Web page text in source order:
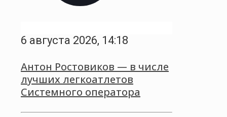
6 августа 2026, 14:18
Антон Ростовиков — в числе
лучших легкоатлетов
Системного оператора